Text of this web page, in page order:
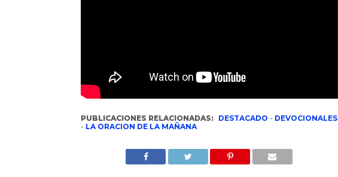
PUBLICACIONES RELACIONADAS: DESTACADO - DEVOCIONALES
- LA ORACION DE LA MAÑANA